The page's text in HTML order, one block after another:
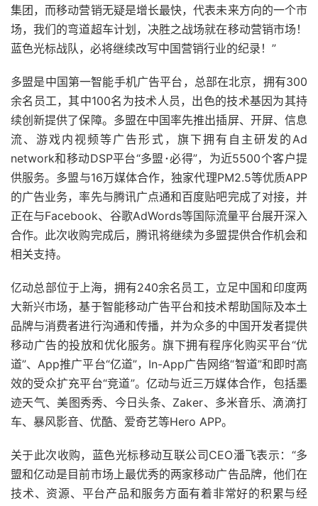
集团，而移动营销无疑是增长最快，代表未来方向的一个市
场，我们的弯道超车计划，决胜之战场就在移动营销市场！
蓝色光标战队，必将继续改写中国营销行业的纪录！”
多盟是中国第一智能手机广告平台，总部在北京，拥有300
余名员工，其中100名为技术人员，出色的技术基因为其持
续创新提供了保障。多盟在中国率先推出插屏、开屏、信息
流、游戏内视频等广告形式，旗下拥有自主研发的Ad
network和移动DSP平台“多盟･必得”，为近5500个客户提
供服务。多盟与16万媒体合作，独家代理PM2.5等优质APP
的广告业务，率先与腾讯广点通和百度贴吧完成了对接，并
正在与Facebook、谷歌AdWords等国际流量平台展开深入
合作。此次收购完成后，腾讯将继续为多盟提供合作机会和
相关支持。
亿动总部位于上海，拥有240余名员工，立足中国和印度两
大新兴市场，基于智能移动广告平台和技术帮助国际及本土
品牌与消费者进行沟通和传播，并为众多的中国开发者提供
移动广告的投放和优化服务。旗下拥有程序化购买平台“优
道”、App推广平台“亿道”，In-App广告网络“智道”和即时高
效的受众扩充平台“竞道”。亿动与近三万媒体合作，包括墨
迹天气、美图秀秀、今日头条、Zaker、多米音乐、滴滴打
车、暴风影音、优酷、爱奇艺等Hero APP。
关于此次收购，蓝色光标移动互联公司CEO潘飞表示：“多
盟和亿动是目前市场上最优秀的两家移动广告品牌，他们在
技术、资源、平台产品和服务方面有着非常好的积累与经